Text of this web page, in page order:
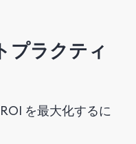
プラクティ
を最大化するに